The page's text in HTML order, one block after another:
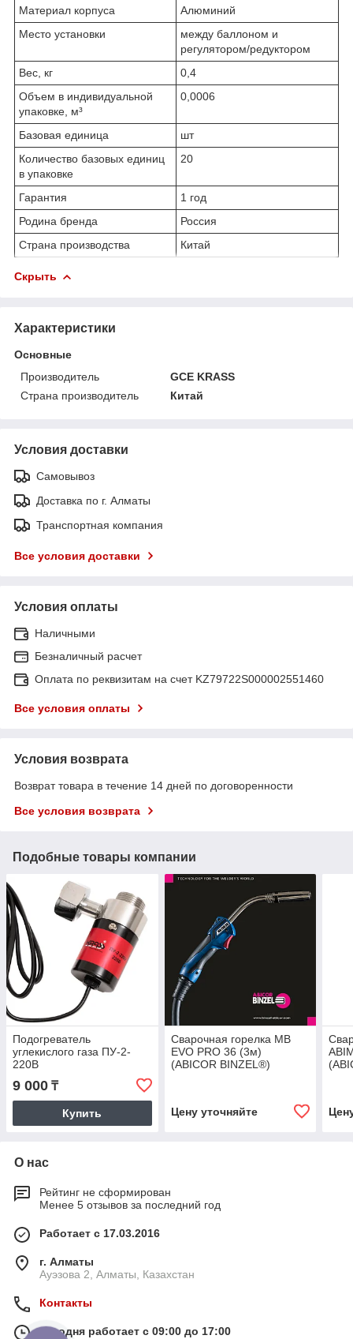
Материал корпуса
Алюминий
Место установки
между баллоном и
регулятором/редуктором
Вес, кг
0,4
Объем в индивидуальной
упаковке, м³
0,0006
Базовая единица
шт
Количество базовых единиц
в упаковке
20
Гарантия
1 год
Родина бренда
Россия
Страна производства
Китай
Скрыть
Характеристики
Основные
Производитель
GCE KRASS
Страна производитель
Китай
Условия доставки
Самовывоз
Доставка по г. Алматы
Транспортная компания
Все условия доставки
Условия оплаты
Наличными
Безналичный расчет
Оплата по реквизитам на счет KZ79722S000002551460
Все условия оплаты
Условия возврата
Возврат товара в течение 14 дней по договоренности
Все условия возврата
Подобные товары компании
Подогреватель
углекислого газа ПУ-2-
220В
9 000 ₸
Купить
Сварочная горелка MB
EVO PRO 36 (3м)
(ABICOR BINZEL®)
Цену уточняйте
О нас
Рейтинг не сформирован
Менее 5 отзывов за последний год
Работает с 17.03.2016
г. Алматы
Ауэзова 2, Алматы, Казахстан
Контакты
Сегодня работает с 09:00 до 17:00